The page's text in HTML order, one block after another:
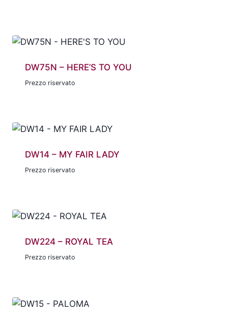
DW75N – HERE’S TO YOU
Prezzo riservato
DW14 – MY FAIR LADY
Prezzo riservato
DW224 – ROYAL TEA
Prezzo riservato